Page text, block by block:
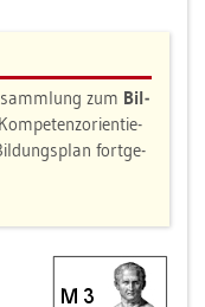
zum Bil­
fort­ge­